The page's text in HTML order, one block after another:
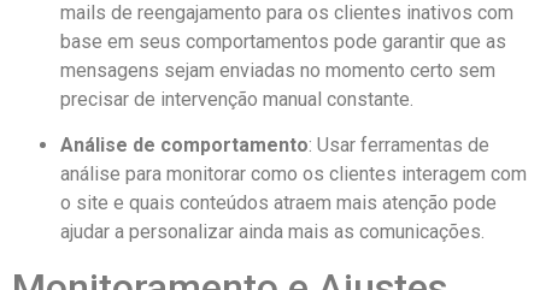
mails de reengajamento para os clientes inativos com
base em seus comportamentos pode garantir que as
mensagens sejam enviadas no momento certo sem
precisar de intervenção manual constante.
Análise de comportamento: Usar ferramentas de
análise para monitorar como os clientes interagem com
o site e quais conteúdos atraem mais atenção pode
ajudar a personalizar ainda mais as comunicações.